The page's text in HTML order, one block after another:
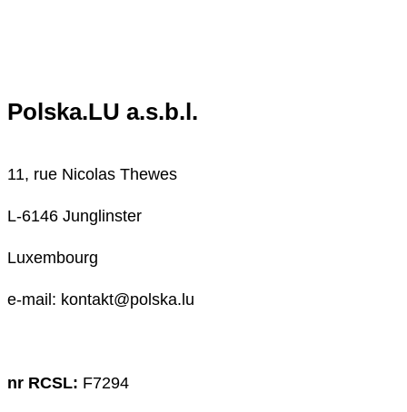
Polska.LU a.s.b.l.
11, rue Nicolas Thewes
L-6146 Junglinster
Luxembourg
e-mail: kontakt@polska.lu
nr RCSL: F7294